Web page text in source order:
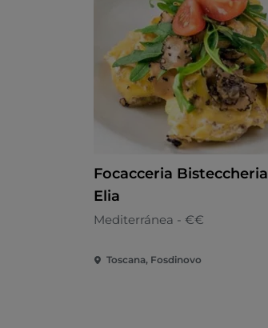
Focacceria Bisteccheria
Elia
Mediterránea - €€
Toscana, Fosdinovo